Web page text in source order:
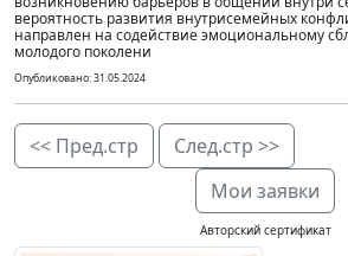
вероятность развития внутрисемейных
направлен на содействие эмоциональному
молодого поколени
Опубликовано: 31.05.2024
<< Пред.стр
След.стр >>
Мои заявки
Авторский сертификат